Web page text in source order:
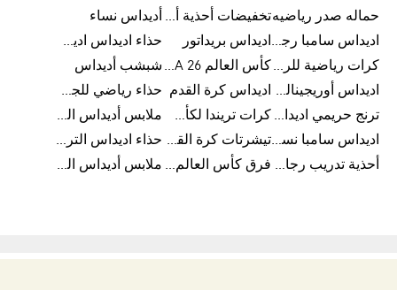
حماله صدر رياضيه
تخفيضات أحذية أديداس للرجال أديداس نساء
اديداس سامبا رجالي اديداس بريداتور
حذاء اديداس اديستار للرجال
كرات رياضية للرجال
كأس العالم FIFA 26™ شبشب أديداس
اديداس أوريجينالز للنساء
اديداس كرة القدم
حذاء رياضي للجري
ترنج حريمي اديداس
كرات تريندا لكأس العالم FIFA 26™
ملابس أديداس الرياضية
اديداس سامبا نسائي
تيشرتات كرة القدم
حذاء اديداس الترا بوست 22
أحذية تدريب رجالية
فرق كأس العالم FIFA 26™ ملابس أديداس الرجالية